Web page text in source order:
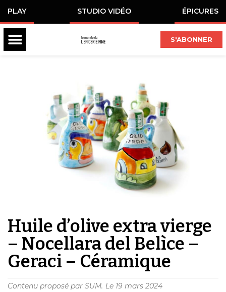
PLAY STUDIO VIDÉO ÉPICURES
S'ABONNER
Huile d’olive extra vierge
– Nocellara del Belìce –
Geraci – Céramique
Contenu proposé par SUM. Le 19 mars 2024